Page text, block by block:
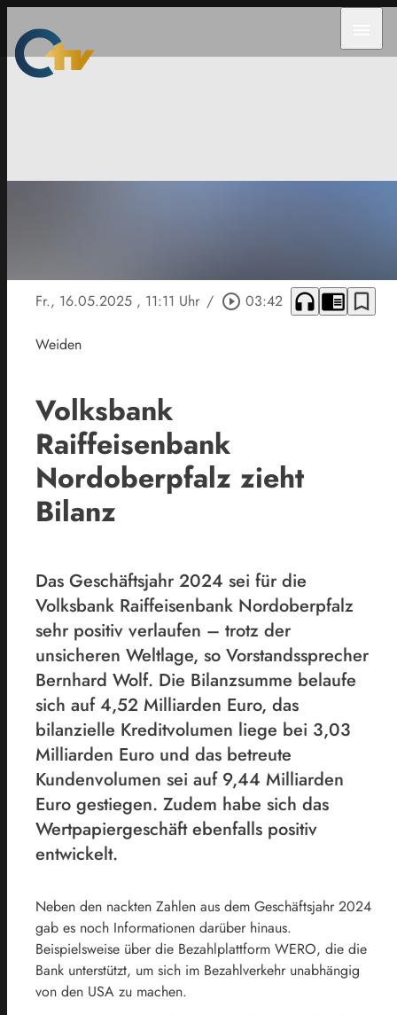
Fr., 16.05.2025 , 11:11 Uhr / play_circle_outline 03:42 headphones chrome_reader_mode bookmark_border
Weiden
Volksbank
Raiffeisenbank
Nordoberpfalz zieht
Bilanz
Das Geschäftsjahr 2024 sei für die
Volksbank Raiffeisenbank Nordoberpfalz
sehr positiv verlaufen – trotz der
unsicheren Weltlage, so Vorstandssprecher
Bernhard Wolf. Die Bilanzsumme belaufe
sich auf 4,52 Milliarden Euro, das
bilanzielle Kreditvolumen liege bei 3,03
Milliarden Euro und das betreute
Kundenvolumen sei auf 9,44 Milliarden
Euro gestiegen. Zudem habe sich das
Wertpapiergeschäft ebenfalls positiv
entwickelt.
Neben den nackten Zahlen aus dem Geschäftsjahr 2024
gab es noch Informationen darüber hinaus.
Beispielsweise über die Bezahlplattform WERO, die die
Bank unterstützt, um sich im Bezahlverkehr unabhängig
von den USA zu machen.